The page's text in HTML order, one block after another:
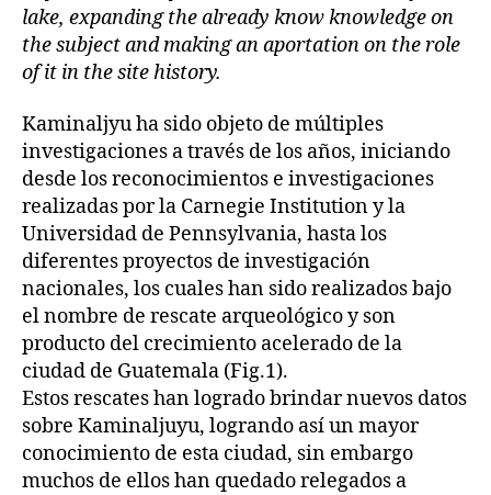
lake, expanding the already know knowledge on
the subject and making an aportation on the role
of it in the site history.
Kaminaljyu ha sido objeto de múltiples
investigaciones a través de los años, iniciando
desde los reconocimientos e investigaciones
realizadas por la Carnegie Institution y la
Universidad de Pennsylvania, hasta los
diferentes proyectos de investigación
nacionales, los cuales han sido realizados bajo
el nombre de rescate arqueológico y son
producto del crecimiento acelerado de la
ciudad de Guatemala (Fig.1).
Estos rescates han logrado brindar nuevos datos
sobre Kaminaljuyu, logrando así un mayor
conocimiento de esta ciudad, sin embargo
muchos de ellos han quedado relegados a